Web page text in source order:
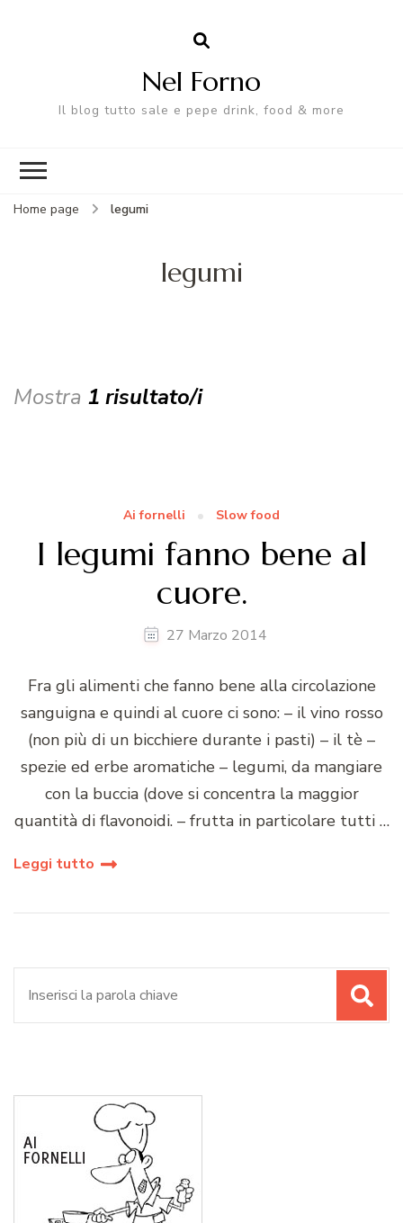
Nel Forno
Il blog tutto sale e pepe drink, food & more
Home page legumi
legumi
Mostra 1 risultato/i
Ai fornelli Slow food
I legumi fanno bene al
cuore.
27 Marzo 2014
Fra gli alimenti che fanno bene alla circolazione
sanguigna e quindi al cuore ci sono: – il vino rosso
(non più di un bicchiere durante i pasti) – il tè –
spezie ed erbe aromatiche – legumi, da mangiare
con la buccia (dove si concentra la maggior
quantità di flavonoidi. – frutta in particolare tutti …
Leggi tutto